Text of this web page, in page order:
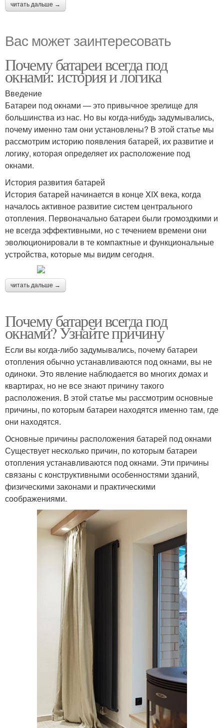
читать дальше →
Вас может заинтересовать
Почему батареи всегда под
окнами: история и логика
Введение
Батареи под окнами — это привычное зрелище для
большинства из нас. Но вы когда-нибудь задумывались,
почему именно там они установлены? В этой статье мы
рассмотрим историю появления батарей, их развитие и
логику, которая определяет их расположение под
окнами.
История развития батарей
История батарей начинается в конце XIX века, когда
началось активное развитие систем центрального
отопления. Первоначально батареи были громоздкими и
не всегда эффективными, но с течением времени они
эволюционировали в те компактные и функциональные
устройства, которые мы видим сегодня.
читать дальше →
Почему батареи всегда под
окнами? Узнайте причину
Если вы когда-либо задумывались, почему батареи
отопления обычно устанавливаются под окнами, вы не
одиноки. Это явление наблюдается во многих домах и
квартирах, но не все знают причину такого
расположения. В этой статье мы рассмотрим основные
причины, по которым батареи находятся именно там, где
они находятся.
Основные причины расположения батарей под окнами
Существует несколько причин, по которым батареи
отопления устанавливаются под окнами. Эти причины
связаны с конструктивными особенностями зданий,
физическими законами и практическими
соображениями.